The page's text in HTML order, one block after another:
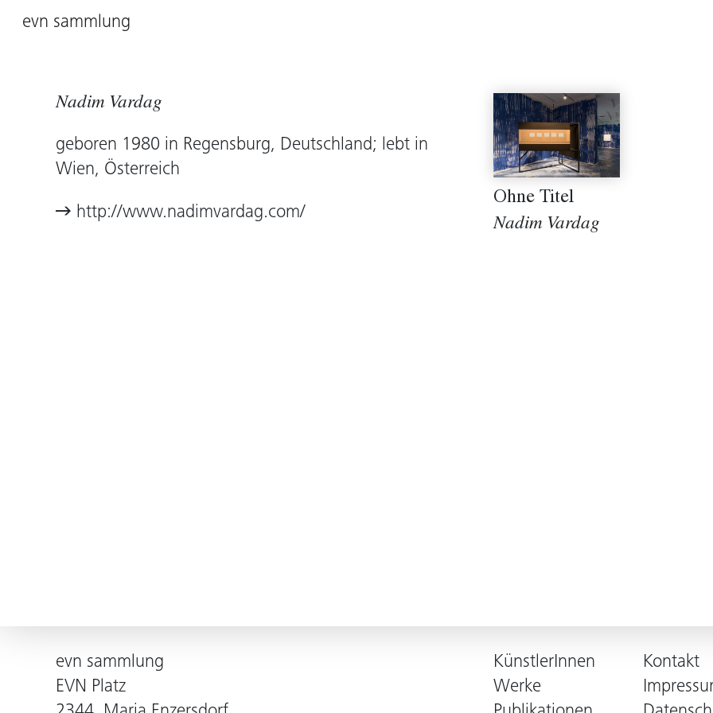
evn sammlung
Nadim Vardag
geboren 1980 in Regensburg, Deutschland; lebt in
Wien, Österreich
http://www.nadimvardag.com/
Ohne Titel
Nadim Vardag
evn sammlung
EVN Platz
KünstlerInnen
Werke
Kontakt